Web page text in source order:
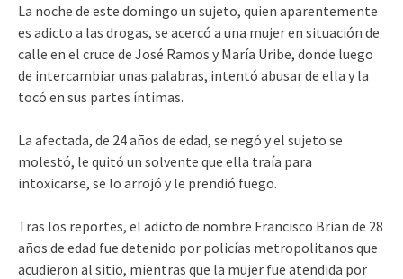
La noche de este domingo un sujeto, quien aparentemente
es adicto a las drogas, se acercó a una mujer en situación de
calle en el cruce de José Ramos y María Uribe, donde luego
de intercambiar unas palabras, intentó abusar de ella y la
tocó en sus partes íntimas.
La afectada, de 24 años de edad, se negó y el sujeto se
molestó, le quitó un solvente que ella traía para
intoxicarse, se lo arrojó y le prendió fuego.
Tras los reportes, el adicto de nombre Francisco Brian de 28
años de edad fue detenido por policías metropolitanos que
acudieron al sitio, mientras que la mujer fue atendida por